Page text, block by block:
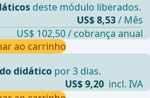
didático por 3 dias.
US$ 9,20 incl. IVA
deste módulo liberados.
US$ 8,53/ Mês
US$ 102,50 / cobrança anual
ao carrinho